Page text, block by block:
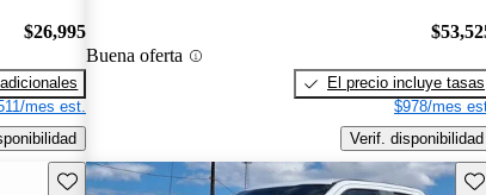
$26,995
mes est.
Buena oferta
El precio incluye tasas
$978/mes
Verif. disponibilidad
Guarda este Aviso